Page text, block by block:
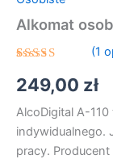
Alkomat
5.00na 5
na
oceny
klienta
(1
249,00 zł
AlcoDigital A-
indywidualnego.
pracy. Producent